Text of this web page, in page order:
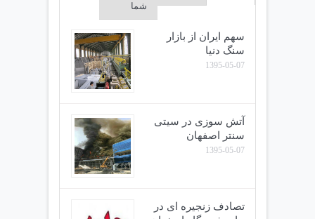
شما
سهم ایران از بازار
سنگ دنیا
1395-05-07
آتش سوزی در سیتی
سنتر اصفهان
1395-05-07
تصادف زنجیره ای در